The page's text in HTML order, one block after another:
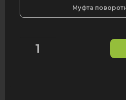
Муфта
Количество